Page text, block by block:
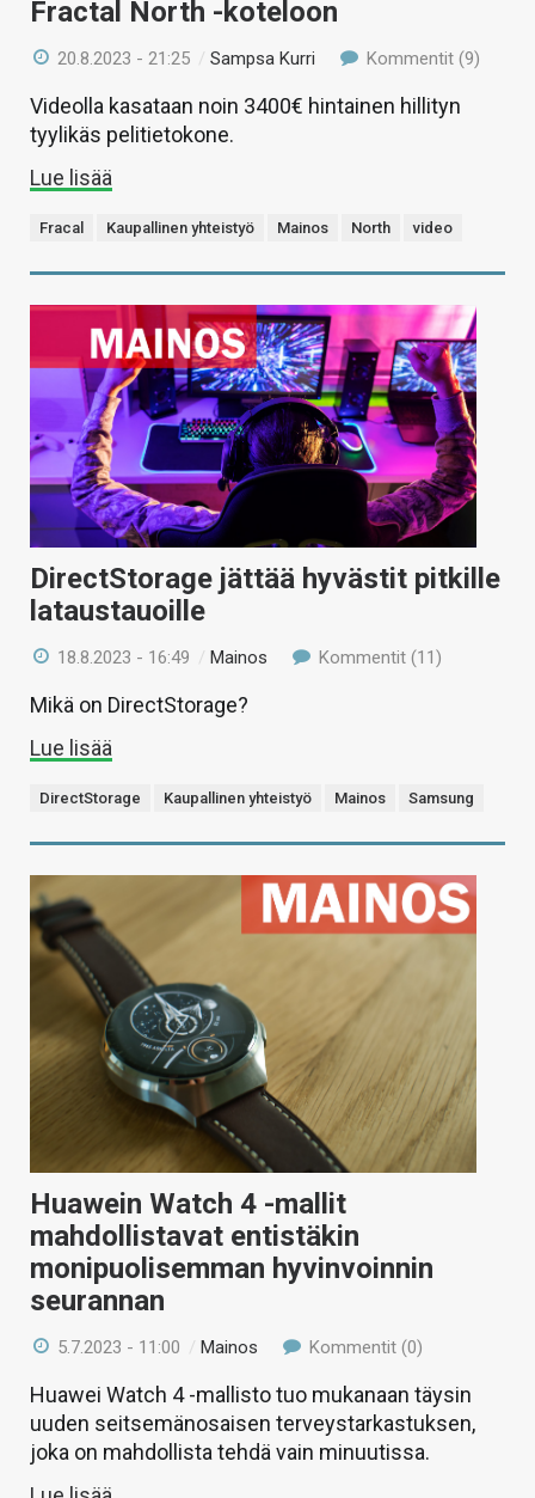
Fractal North -koteloon
20.8.2023 - 21:25 /Sampsa Kurri Kommentit (9)
Videolla kasataan noin 3400€ hintainen hillityn
tyylikäs pelitietokone.
Lue lisää
Fracal Kaupallinen yhteistyö Mainos North video
DirectStorage jättää hyvästit pitkille
lataustauoille
18.8.2023 - 16:49 /Mainos Kommentit (11)
Mikä on DirectStorage?
Lue lisää
DirectStorage Kaupallinen yhteistyö Mainos Samsung
Huawein Watch 4 -mallit
mahdollistavat entistäkin
monipuolisemman hyvinvoinnin
seurannan
5.7.2023 - 11:00 /Mainos Kommentit (0)
Huawei Watch 4 -mallisto tuo mukanaan täysin
uuden seitsemänosaisen terveystarkastuksen,
joka on mahdollista tehdä vain minuutissa.